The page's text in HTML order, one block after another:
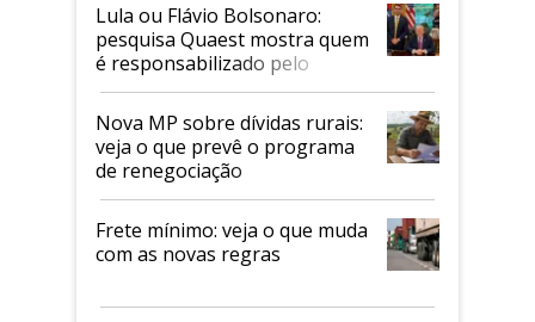
Lula ou Flávio Bolsonaro:
pesquisa Quaest mostra quem
é responsabilizado pelo
tarifaço dos EUA
Nova MP sobre dívidas rurais:
veja o que prevê o programa
de renegociação
Frete mínimo: veja o que muda
com as novas regras